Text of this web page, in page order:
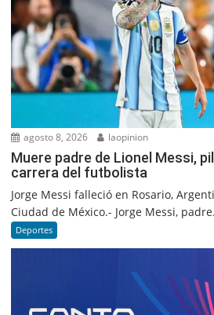
agosto 8, 2026 laopinion
Muere padre de Lionel Messi,
carrera del futbolista
Jorge Messi falleció en Rosario,
Ciudad de México.- Jorge Messi,
Deportes